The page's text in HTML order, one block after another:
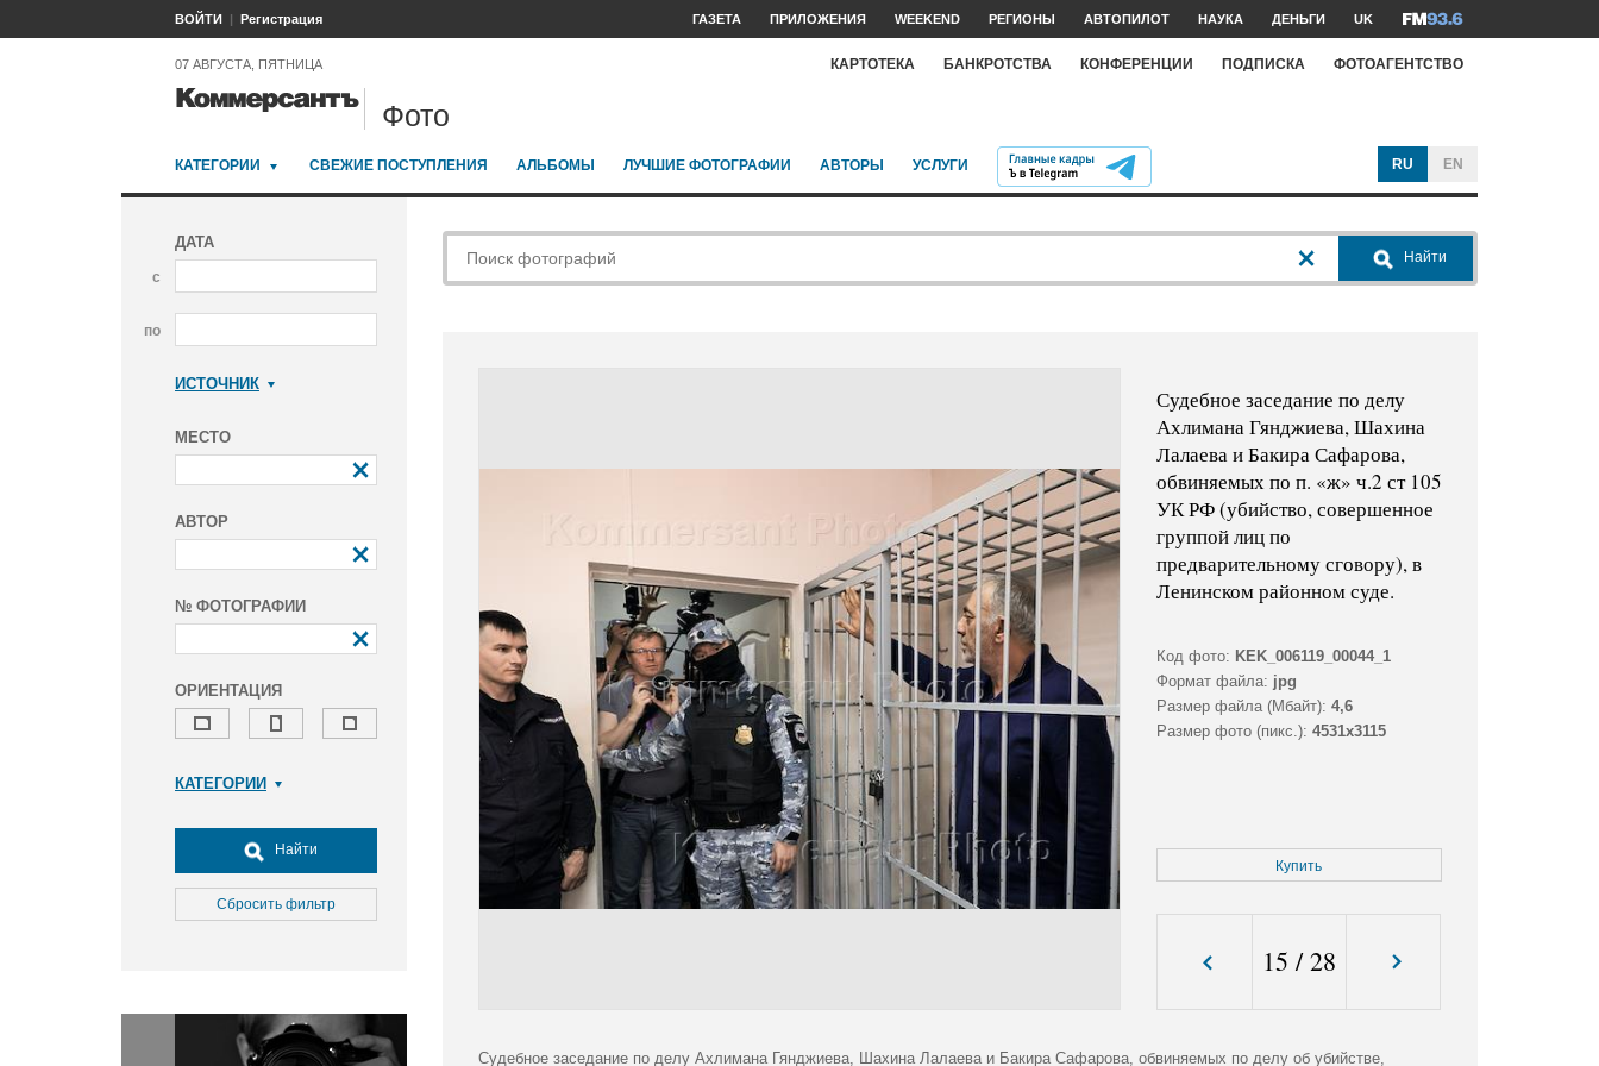
ВОЙТИ Регистрация ГАЗЕТА ПРИЛОЖЕНИЯ WEEKEND РЕГИОНЫ АВТОПИЛОТ НАУКА ДЕНЬГИ UK
07 АВГУСТА, ПЯТНИЦА КАРТОТЕКА БАНКРОТСТВА КОНФЕРЕНЦИИ ПОДПИСКА ФОТОАГЕНТСТВО
Фото
КАТЕГОРИИ СВЕЖИЕ ПОСТУПЛЕНИЯ АЛЬБОМЫ ЛУЧШИЕ ФОТОГРАФИИ АВТОРЫ УСЛУГИ RU EN
ДАТА
с
по
ИСТОЧНИК
МЕСТО
АВТОР
№ ФОТОГРАФИИ
ОРИЕНТАЦИЯ
КАТЕГОРИИ
Досуг, туризм и отдых
Культура
Медицина
Окружающая среда
Политика
Найти
Сбросить фильтр
Найти
Судебное заседание по делу
Ахлимана Гянджиева, Шахина
Лалаева и Бакира Сафарова,
обвиняемых по п. «ж» ч.2 ст 105
УК РФ (убийство, совершенное
группой лиц по
предварительному сговору), в
Ленинском районном суде.
Код фото: KEK_006119_00044_1
Формат файла: jpg
Размер файла (Мбайт): 4,6
Размер фото (пикс.): 4531x3115
Купить
15 /28
Судебное заседание по делу Ахлимана Гянджиева, Шахина Лалаева и Бакира Сафарова, обвиняемых по делу об убийстве,